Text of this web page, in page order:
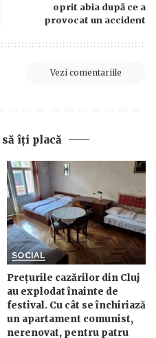
oprit abia după ce a
provocat un accident
Vezi comentariile
să îți placă
SOCIAL
Prețurile cazărilor din Cluj
au explodat înainte de
festival. Cu cât se închiriază
un apartament comunist,
nerenovat, pentru patru